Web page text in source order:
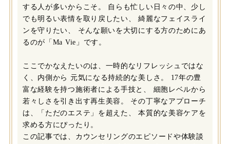
する人が多いからこそ。 自らも忙しい日々の中、少し
でも明るい表情を取り戻したい、 綺麗なフェイスライ
ンを守りたい、 そんな願いを大切にする方のためにあ
るのが「Ma Vie」です。
ここでかなえたいのは、一時的なリフレッシュではな
く、内側から 元気になる持続的な美しさ。 17年の豊
富な経験を持つ施術者による手技と、 細胞レベルから
若々しさを引き出す再生美容。 その丁寧なアプローチ
は、「ただのエステ」を超えた、 本質的な美容ケアを
求める方にぴったり。
この記事では、カウンセリングのエピソードや体験談